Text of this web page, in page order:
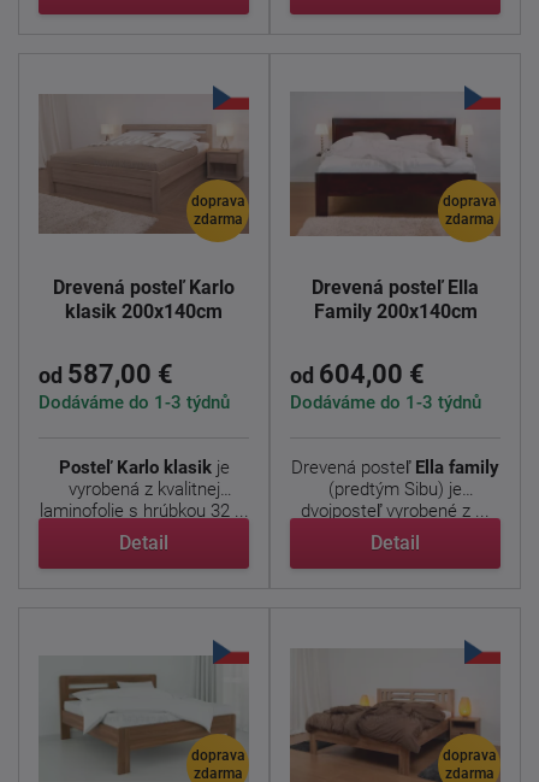
doprava
zdarma
Drevená posteľ Karlo
klasik 200x140cm
od 587,00 €
Dodáváme do 1-3 týdnů
Posteľ Karlo klasikje
vyrobená z kvalitnej
laminofolie s hrúbkou 32 ...
Detail
doprava
zdarma
Drevená posteľ Ella
Family 200x140cm
od 604,00 €
Dodáváme do 1-3 týdnů
Drevená posteľ Ella family
(predtým Sibu) je
dvojposteľ vyrobené z ...
Detail
doprava
zdarma
doprava
zdarma